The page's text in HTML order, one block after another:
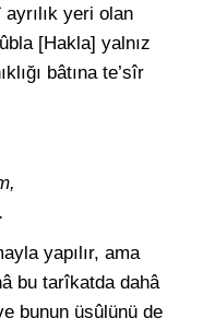
ayrılık yeri olan
[Hakla] yalnız
bâtına te’sîr
yapılır, ama
bu tarîkatda dahâ
bunun üsûlünü de